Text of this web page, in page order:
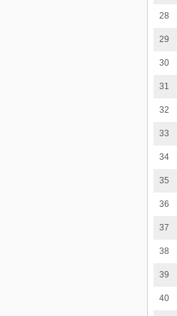
28
29
30
31
32
33
34
35
36
37
38
39
40